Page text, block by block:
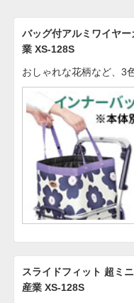
バッグ付アルミワイヤ
業 XS-128S
おしゃれな花柄など、3
スライドフィット 超ミ
産業 XS-128S